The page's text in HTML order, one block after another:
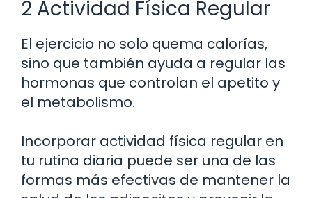
2 Actividad Física Regular
El ejercicio no solo quema calorías,
sino que también ayuda a regular las
hormonas que controlan el apetito y
el metabolismo.
Incorporar actividad física regular en
tu rutina diaria puede ser una de las
formas más efectivas de mantener la